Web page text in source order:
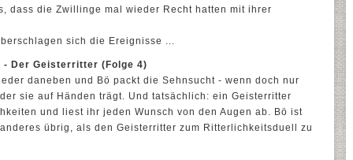
dass die Zwillinge mal wieder Recht hatten mit ihrer
sich die Ereignisse ...
Der Geisterritter (Folge 4)
daneben und Bö packt die Sehnsucht - wenn doch nur
sie auf Händen trägt. Und tatsächlich: ein Geisterritter
und liest ihr jeden Wunsch von den Augen ab. Bö ist
übrig, als den Geisterritter zum Ritterlichkeitsduell zu